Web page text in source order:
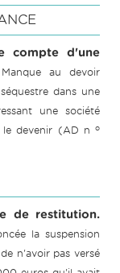
compte d'une
Manque au devoir
dans une
une société
le devenir (AD n
o
de restitution.
la suspension
n'avoir pas versé